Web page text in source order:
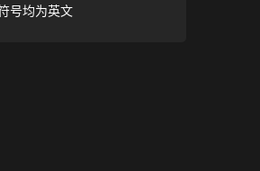
号均为英文